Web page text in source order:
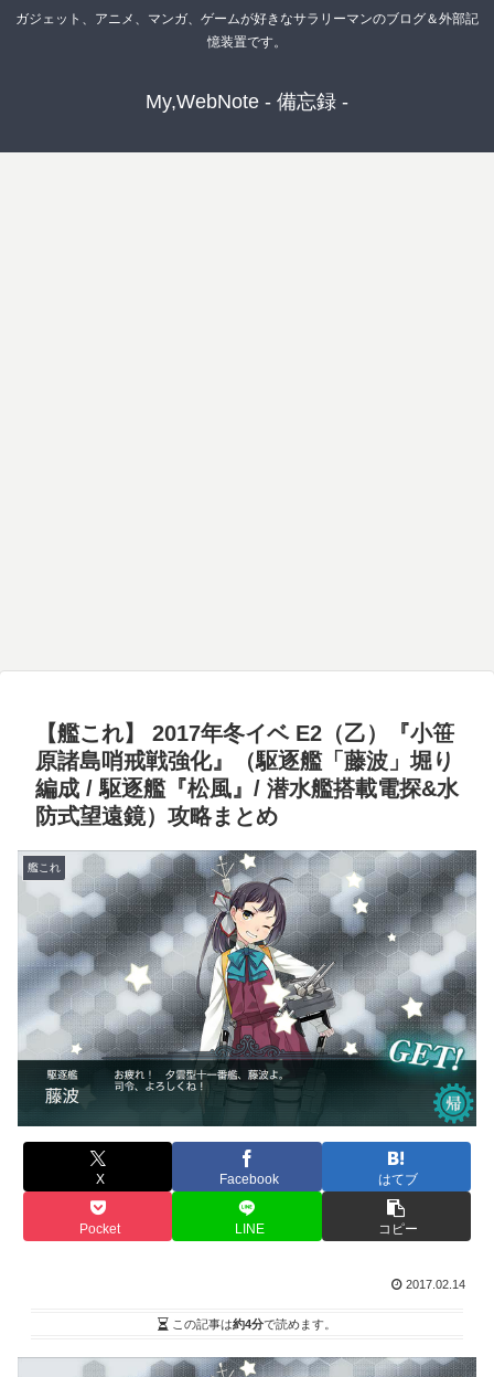
ガジェット、アニメ、マンガ、ゲームが好きなサラリーマンのブログ＆外部記
憶装置です。
My,WebNote - 備忘録 -
【艦これ】 2017年冬イベ E2（乙）『小笹
原諸島哨戒戦強化』（駆逐艦「藤波」堀り
編成 / 駆逐艦『松風』/ 潜水艦搭載電探&水
防式望遠鏡）攻略まとめ
艦これ
X Facebook はてブ
Pocket LINE コピー
2017.02.14
この記事は約4分で読めます。